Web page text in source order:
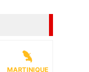
MARTINIQUE